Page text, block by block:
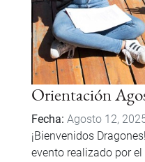
Orientación
Fecha Agosto 12,
¡Bienvenidos
evento realizado por